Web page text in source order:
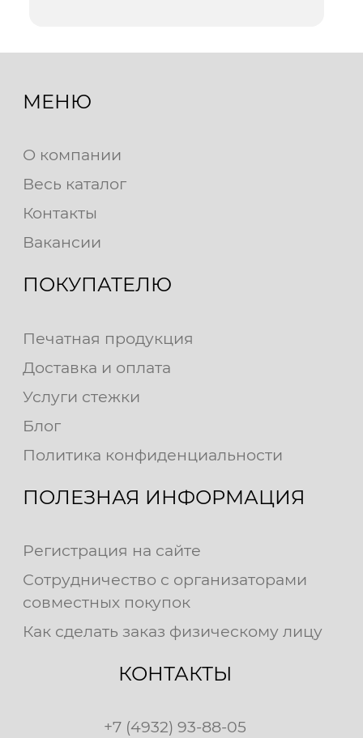
МЕНЮ
О компании
Весь каталог
Контакты
Вакансии
ПОКУПАТЕЛЮ
Печатная продукция
Доставка и оплата
Услуги стежки
Блог
Политика конфиденциальности
ПОЛЕЗНАЯ ИНФОРМАЦИЯ
Регистрация на сайте
Сотрудничество с организаторами
совместных покупок
Как сделать заказ физическому лицу
КОНТАКТЫ
+7 (4932) 93-88-05